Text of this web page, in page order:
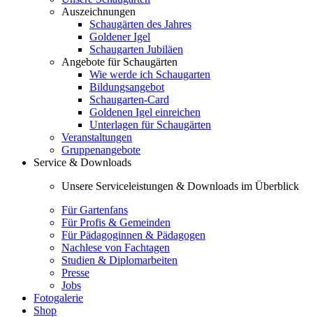
Auszeichnungen
Schaugärten des Jahres
Goldener Igel
Schaugarten Jubiläen
Angebote für Schaugärten
Wie werde ich Schaugarten
Bildungsangebot
Schaugarten-Card
Goldenen Igel einreichen
Unterlagen für Schaugärten
Veranstaltungen
Gruppenangebote
Service & Downloads
Unsere Serviceleistungen & Downloads im Überblick
Für Gartenfans
Für Profis & Gemeinden
Für Pädagoginnen & Pädagogen
Nachlese von Fachtagen
Studien & Diplomarbeiten
Presse
Jobs
Fotogalerie
Shop